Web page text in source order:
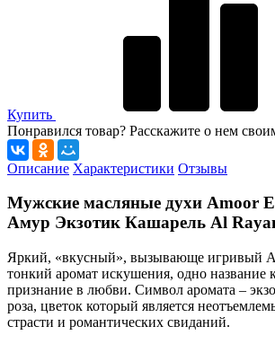
Купить
Понравился товар? Расскажите о нем
Описание Характеристики Отзывы
Мужские масляные духи Amoor
Амур Экзотик Кашарель Al
Яркий, «вкусный», вызывающе игривый
тонкий аромат искушения, одно название
признание в любви. Символ аромата –
роза, цветок который является
страсти и романтических свиданий.